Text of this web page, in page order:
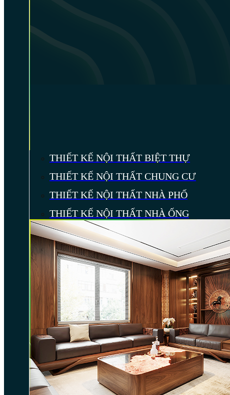
THIẾT KẾ NỘI THẤT BIỆT THỰ
THIẾT KẾ NỘI THẤT CHUNG CƯ
THIẾT KẾ NỘI THẤT NHÀ PHỐ
THIẾT KẾ NỘI THẤT NHÀ ỐNG